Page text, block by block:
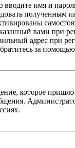
имя и
полученным
вами при
адрес при
за
которое